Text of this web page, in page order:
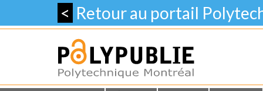
< Retour au portail